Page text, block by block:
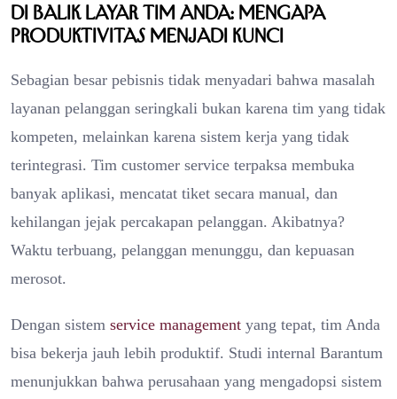
Di Balik Layar Tim Anda: Mengapa
Produktivitas Menjadi Kunci
Sebagian besar pebisnis tidak menyadari bahwa masalah
layanan pelanggan seringkali bukan karena tim yang tidak
kompeten, melainkan karena sistem kerja yang tidak
terintegrasi. Tim customer service terpaksa membuka
banyak aplikasi, mencatat tiket secara manual, dan
kehilangan jejak percakapan pelanggan. Akibatnya?
Waktu terbuang, pelanggan menunggu, dan kepuasan
merosot.
Dengan sistem service management yang tepat, tim Anda
bisa bekerja jauh lebih produktif. Studi internal Barantum
menunjukkan bahwa perusahaan yang mengadopsi sistem